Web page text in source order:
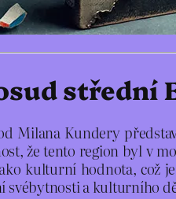
střední
Milana Kundery
že tento region byl v
kulturní hodnota, což
svébytnosti a kulturního